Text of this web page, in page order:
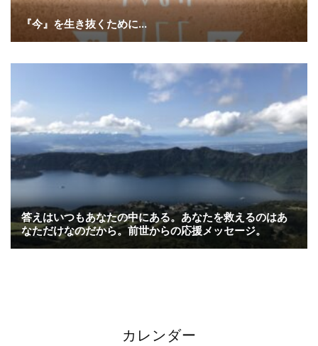
『今』を生き抜くために…
答えはいつもあなたの中にある。あなたを救えるのはあ
なただけなのだから。前世からの応援メッセージ。
カレンダー